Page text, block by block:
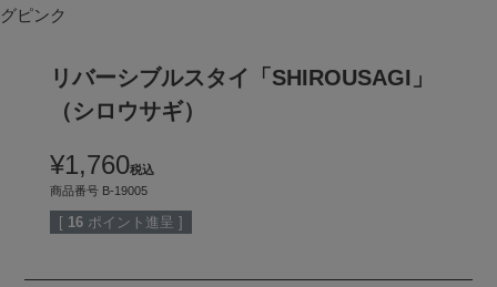
グピンク
リバーシブルスタイ「SHIROUSAGI」
（シロウサギ）
¥1,760税込
商品番号 B-19005
[ 16 ポイント進呈 ]